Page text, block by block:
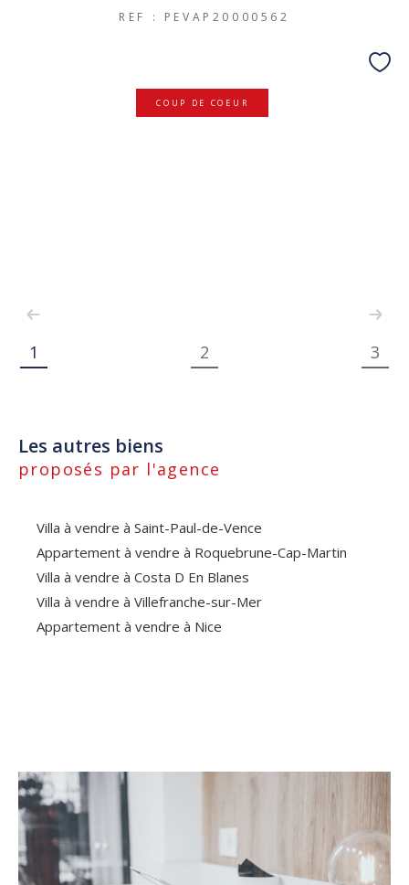
REF : PEVAP20000562
COUP DE COEUR
1 2 3
Les autres biens
proposés par l'agence
Villa à vendre à Saint-Paul-de-Vence
Appartement à vendre à Roquebrune-Cap-Martin
Villa à vendre à Costa D En Blanes
Villa à vendre à Villefranche-sur-Mer
Appartement à vendre à Nice